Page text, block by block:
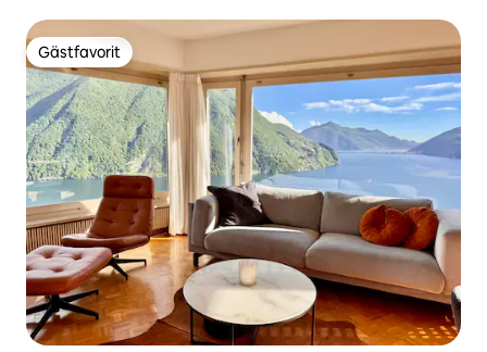
Gästfavorit
Gästfavorit